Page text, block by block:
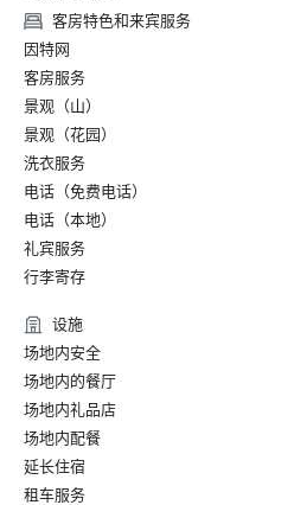
客房特色和来宾服务
因特网
客房服务
景观（山）
景观（花园）
洗衣服务
电话（免费电话）
电话（本地）
礼宾服务
行李寄存
设施
场地内安全
场地内的餐厅
场地内礼品店
场地内配餐
延长住宿
租车服务